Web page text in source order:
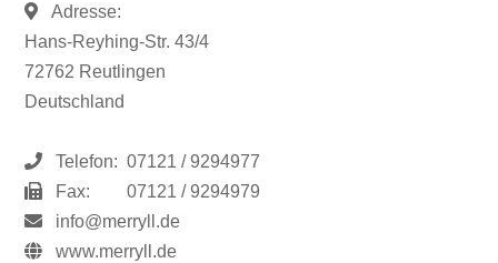
Adresse:
Hans-Reyhing-Str. 43/4
72762 Reutlingen
Deutschland
Telefon: 07121 / 9294977
Fax:
07121 / 9294979
info@merryll.de
www.merryll.de